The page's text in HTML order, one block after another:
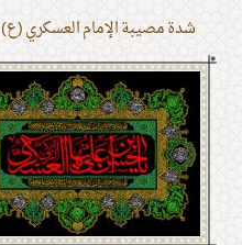
شدة مصيبة الإمام العسكري (ع)